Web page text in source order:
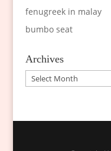
fenugreek in malay
bumbo seat
Archives
Archives